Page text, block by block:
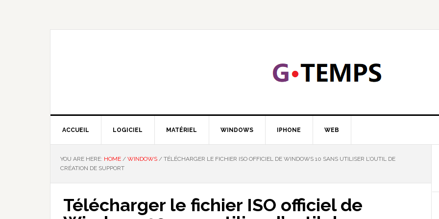
ACCUEIL LOGICIEL MATÉRIEL WINDOWS IPHONE WEB
YOU ARE HERE: HOME / WINDOWS / TÉLÉCHARGER LE FICHIER ISO OFFICIEL DE WINDOWS 10 SANS UTILISER L’OUTIL DE
CRÉATION DE SUPPORT
Télécharger le fichier ISO officiel de